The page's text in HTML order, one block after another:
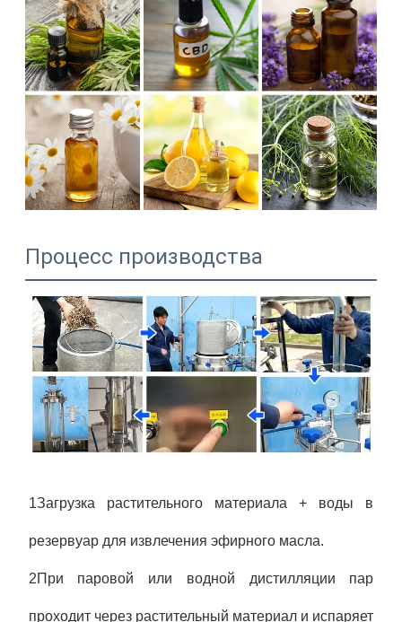
Процесс производства
1Загрузка растительного материала + воды в
резервуар для извлечения эфирного масла.
2При паровой или водной дистилляции пар
проходит через растительный материал и испаряет